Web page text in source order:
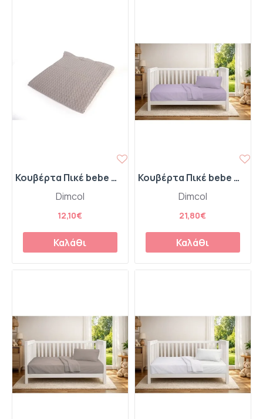
Dimcol
Κουβέρτα Πικέ bebe Μονόχρωμη 325 gr/m² 85x110 Elephant 100% Cotton
12,10€
Καλάθι
Dimcol
Κουβέρτα Πικέ bebe Μονόχρωμη 325 gr/m² 125x150 Pastel Lilac 100% Cotton
21,80€
Καλάθι